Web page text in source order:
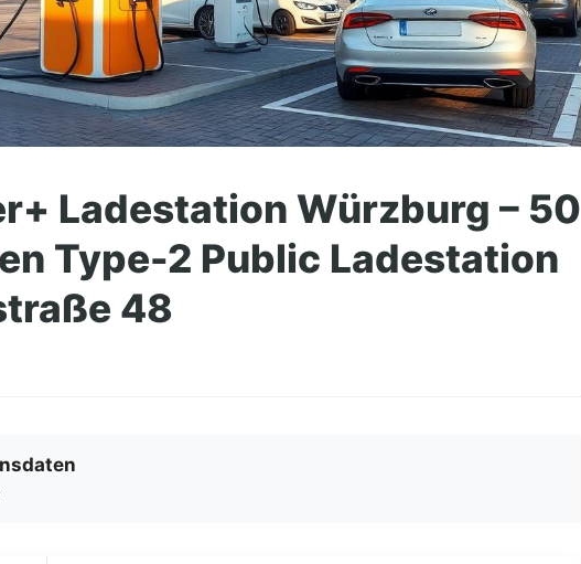
Ladestation Würzburg – 50
Type-2 Public Ladestation
48